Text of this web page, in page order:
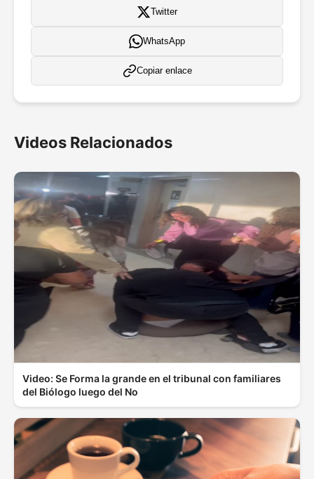
Twitter
WhatsApp
Copiar enlace
Videos Relacionados
Video: Se Forma la grande en el tribunal con familiares
del Biólogo luego del No